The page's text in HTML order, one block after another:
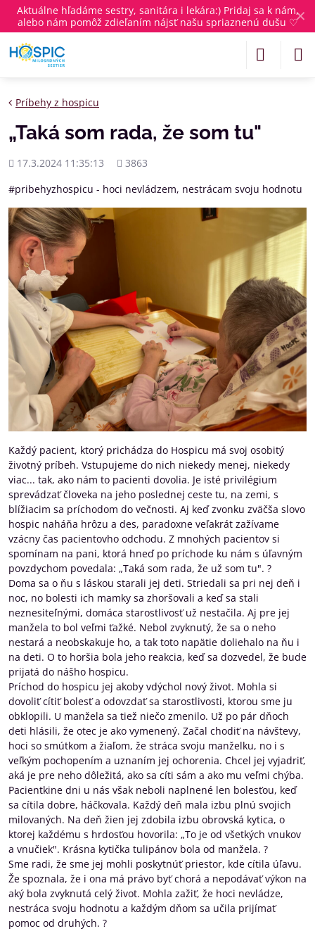
✕
Aktuálne hľadáme sestry, sanitára i lekára:) Pridaj sa k nám,
alebo nám pomôž zdieľaním nájsť našu spriaznenú dušu ♡
Príbehy z hospicu
„Taká som rada, že som tu"
Pridané
17.3.2024 11:35:13
Počet
3863
#pribehyzhospicu - hoci nevládzem, nestrácam svoju hodnotu
Každý pacient, ktorý prichádza do Hospicu má svoj osobitý
životný príbeh. Vstupujeme do nich niekedy menej, niekedy
viac... tak, ako nám to pacienti dovolia. Je isté privilégium
sprevádzať človeka na jeho poslednej ceste tu, na zemi, s
blížiacim sa príchodom do večnosti. Aj keď zvonku zväčša slovo
hospic naháňa hrôzu a des, paradoxne veľakrát zažívame
vzácny čas pacientovho odchodu. Z mnohých pacientov si
spomínam na pani, ktorá hneď po príchode ku nám s úľavným
povzdychom povedala: „Taká som rada, že už som tu". ?
Doma sa o ňu s láskou starali jej deti. Striedali sa pri nej deň i
noc, no bolesti ich mamky sa zhoršovali a keď sa stali
neznesiteľnými, domáca starostlivosť už nestačila. Aj pre jej
manžela to bol veľmi ťažké. Nebol zvyknutý, že sa o neho
nestará a neobskakuje ho, a tak toto napätie doliehalo na ňu i
na deti. O to horšia bola jeho reakcia, keď sa dozvedel, že bude
prijatá do nášho hospicu.
Príchod do hospicu jej akoby vdýchol nový život. Mohla si
dovoliť cítiť bolesť a odovzdať sa starostlivosti, ktorou sme ju
obklopili. U manžela sa tiež niečo zmenilo. Už po pár dňoch
deti hlásili, že otec je ako vymenený. Začal chodiť na návštevy,
hoci so smútkom a žiaľom, že stráca svoju manželku, no i s
veľkým pochopením a uznaním jej ochorenia. Chcel jej vyjadriť,
aká je pre neho dôležitá, ako sa cíti sám a ako mu veľmi chýba.
Pacientkine dni u nás však neboli naplnené len bolesťou, keď
sa cítila dobre, háčkovala. Každý deň mala izbu plnú svojich
milovaných. Na deň žien jej zdobila izbu obrovská kytica, o
ktorej každému s hrdosťou hovorila: „To je od všetkých vnukov
a vnučiek". Krásna kytička tulipánov bola od manžela. ?
Sme radi, že sme jej mohli poskytnúť priestor, kde cítila úľavu.
Že spoznala, že i ona má právo byť chorá a nepodávať výkon na
aký bola zvyknutá celý život. Mohla zažiť, že hoci nevládze,
nestráca svoju hodnotu a každým dňom sa učila prijímať
pomoc od druhých. ?